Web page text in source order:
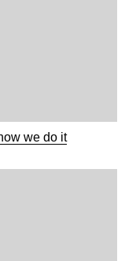
we do it